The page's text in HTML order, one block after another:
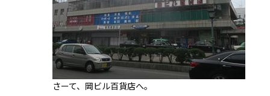
さーて、岡ビル百貨店へ。